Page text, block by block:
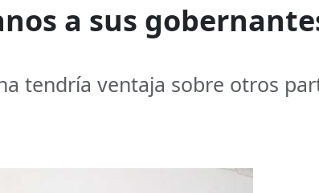
a sus
tendría ventaja sobre otros